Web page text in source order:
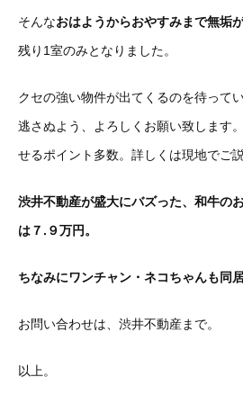
そんなおはようからおやすみまで無垢
残り1室のみとなりました。
クセの強い物件が出てくるのを待って
逃さぬよう、よろしくお願い致します
せるポイント多数。詳しくは現地でご
渋井不動産が盛大にバズった、和牛の
は７.９万円。
ちなみにワンチャン・ネコちゃんも同居
お問い合わせは、渋井不動産まで。
以上。